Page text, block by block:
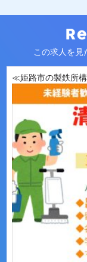
この求人を見
≪姫路市の製鉄所構